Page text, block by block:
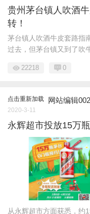
贵州茅台镇人吹酒
转！
茅台镇人吹酒牛皮套路指
过去，但茅台镇又到了吹
22218 0
点击重新加载 网站编辑002
2020-3-11
永辉超市投放15万
从永辉超市方面获悉，约